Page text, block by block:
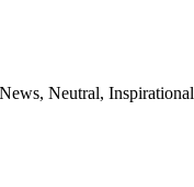
Neutral, Inspirational